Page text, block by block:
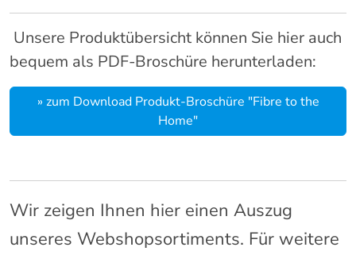
Unsere Produktübersicht können Sie hier auch
bequem als PDF-Broschüre herunterladen:
» zum Download Produkt-Broschüre "Fibre to the
Home"
Wir zeigen Ihnen hier einen Auszug
unseres Webshopsortiments. Für weitere